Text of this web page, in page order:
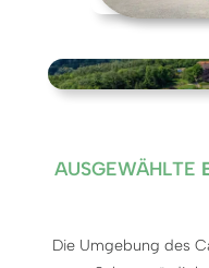
AUSGEWÄHLTE
Die Umgebung des